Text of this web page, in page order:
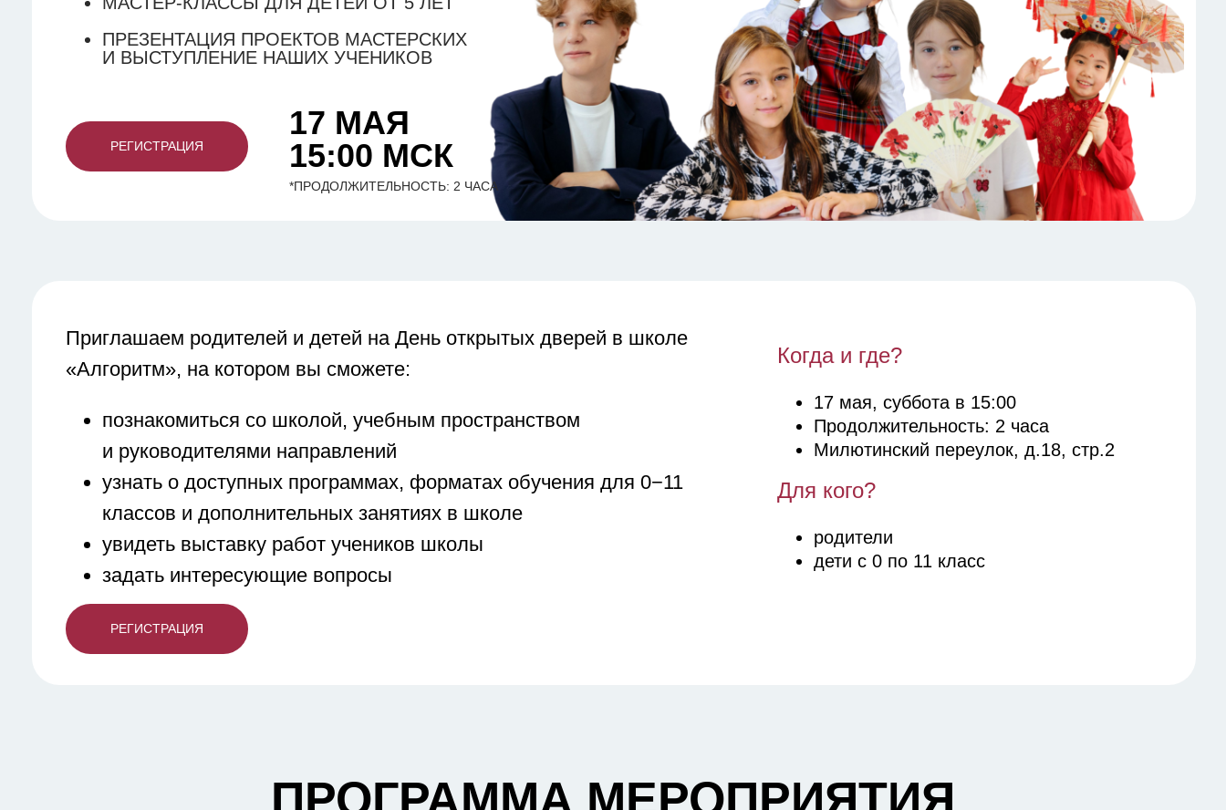
ПРЕЗЕНТАЦИЯ ПРОЕКТОВ МАСТЕРСКИХ
И ВЫСТУПЛЕНИЕ НАШИХ УЧЕНИКОВ
17 МАЯ
15:00 МСК
РЕГИСТРАЦИЯ
*ПРОДОЛЖИТЕЛЬНОСТЬ: 2 ЧАСА
Приглашаем родителей и детей на День открытых дверей в школе
«Алгоритм», на котором вы сможете:
познакомиться со школой, учебным пространством
и руководителями направлений
узнать о доступных программах, форматах обучения для 0−11
классов и дополнительных занятиях в школе
увидеть выставку работ учеников школы
задать интересующие вопросы
17 мая, суббота в 15:00
Продолжительность: 2 часа
Милютинский переулок, д.18, стр.2
родители
дети с 0 по 11 класс
РЕГИСТРАЦИЯ
Когда и где?
Для кого?
ПРОГРАММА МЕРОПРИЯТИЯ